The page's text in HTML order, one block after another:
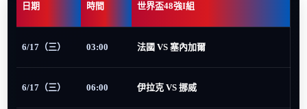
日期 時間 世界盃48強I組
6/17（三） 03:00 法國 VS 塞內加爾
6/17（三） 06:00 伊拉克 VS 挪威